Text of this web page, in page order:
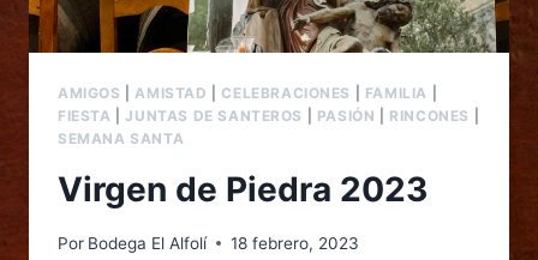
AMIGOS |AMISTAD CELEBRACIONES FAMILIA
FIESTA |JUNTAS DE SANTEROS PASIÓN RINCONES
SEMANA SANTA
Virgen de Piedra 2023
Por Bodega El Alfolí 18 febrero, 2023